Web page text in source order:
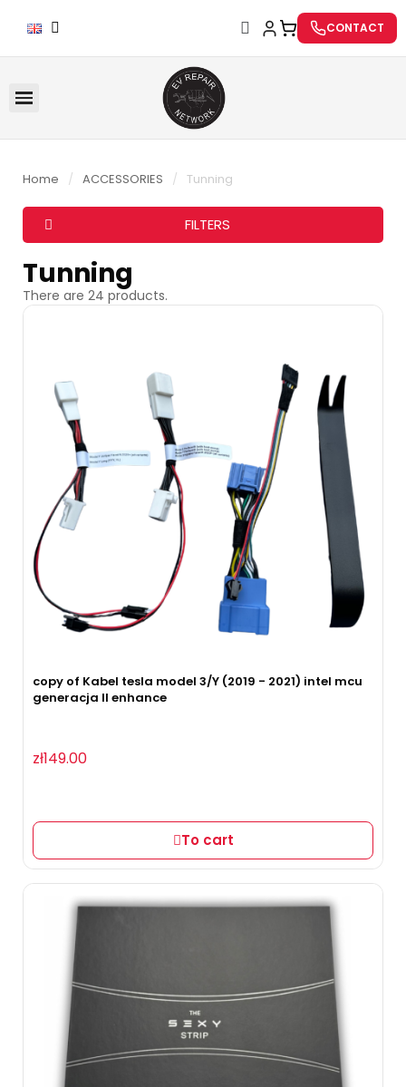
CONTACT
Home ACCESSORIES Tunning
FILTERS
Tunning
There are 24 products.
copy of Kabel tesla model 3/Y (2019 - 2021) intel mcu
generacja II enhance
zł149.00
To cart